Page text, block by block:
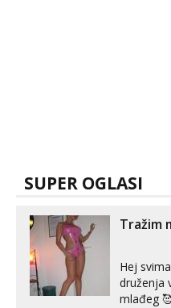
SUPER OGLASI
Tražim
Hej
druženja
mlađeg 🥰 Klikni na link ispod i nadji